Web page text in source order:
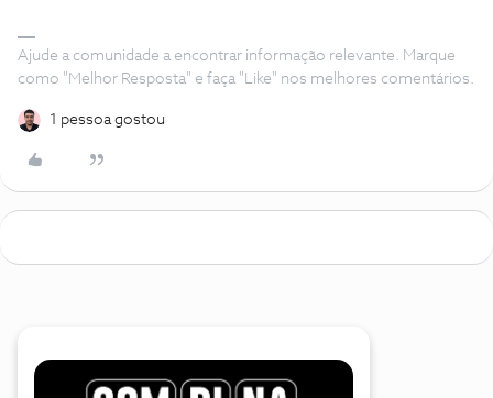
Ajude a comunidade a encontrar informação relevante. Marque
como "Melhor Resposta" e faça "Like" nos melhores comentários.
1 pessoa gostou